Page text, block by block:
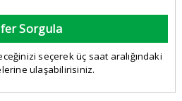
Sorgula
seçerek üç saat aralığındaki
ulaşabilirisiniz.